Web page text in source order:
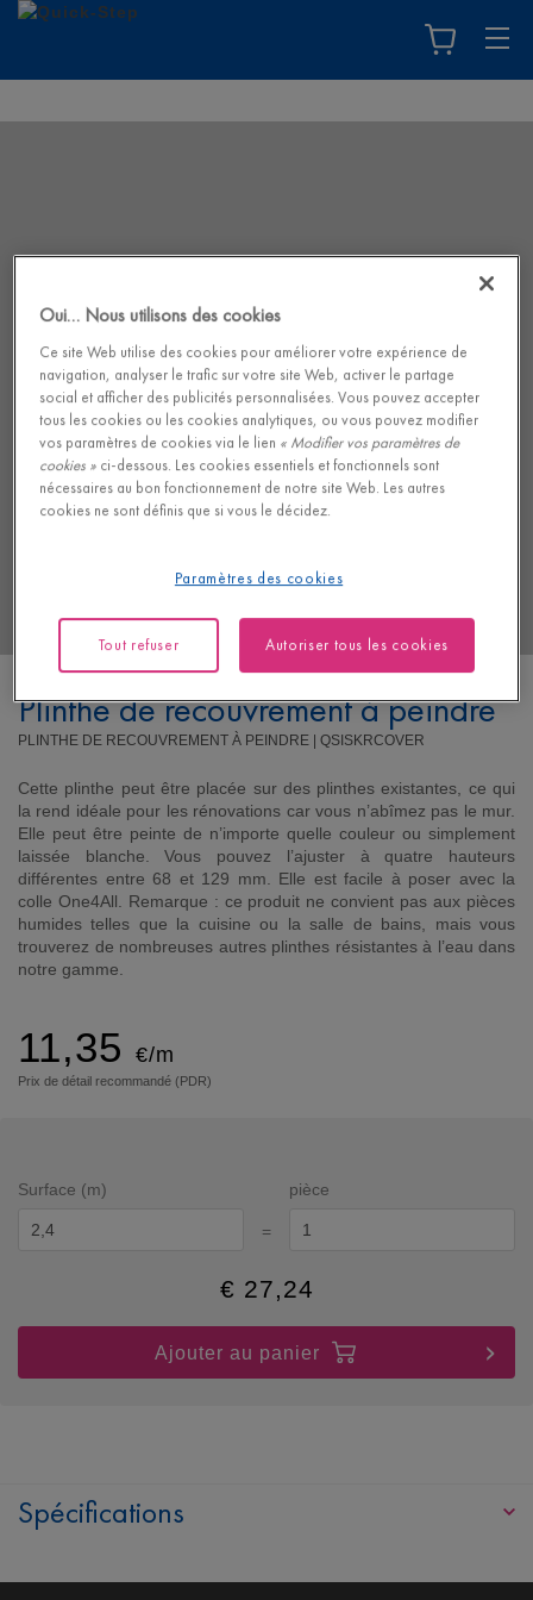
Plinthe de recouvrement à peindre
PLINTHE DE RECOUVREMENT À PEINDRE | QSISKRCOVER
Cette plinthe peut être placée sur des plinthes existantes, ce qui
la rend idéale pour les rénovations car vous n’abîmez pas le mur.
Elle peut être peinte de n’importe quelle couleur ou simplement
laissée blanche. Vous pouvez l’ajuster à quatre hauteurs
différentes entre 68 et 129 mm. Elle est facile à poser avec la
colle One4All. Remarque : ce produit ne convient pas aux pièces
humides telles que la cuisine ou la salle de bains, mais vous
trouverez de nombreuses autres plinthes résistantes à l’eau dans
notre gamme.
11,35 €/m
Prix de détail recommandé (PDR)
Surface (m)
=
pièce
€ 27,24
Ajouter au panier
Spécifications
Oui… Nous utilisons des cookies
Ce site Web utilise des cookies pour améliorer votre expérience de
navigation, analyser le trafic sur votre site Web, activer le partage
social et afficher des publicités personnalisées. Vous pouvez accepter
tous les cookies ou les cookies analytiques, ou vous pouvez modifier
vos paramètres de cookies via le lien « Modifier vos paramètres de
cookies » ci-dessous. Les cookies essentiels et fonctionnels sont
nécessaires au bon fonctionnement de notre site Web. Les autres
cookies ne sont définis que si vous le décidez.
Paramètres des cookies
Tout refuser Autoriser tous les cookies